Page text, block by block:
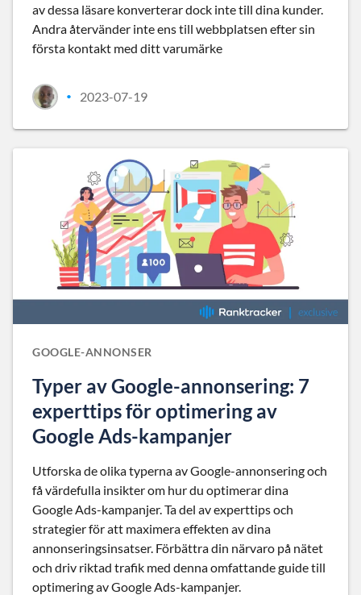
av dessa läsare konverterar dock inte till dina kunder.
Andra återvänder inte ens till webbplatsen efter sin
första kontakt med ditt varumärke
• 2023-07-19
GOOGLE-ANNONSER
Typer av Google-annonsering: 7
experttips för optimering av
Google Ads-kampanjer
Utforska de olika typerna av Google-annonsering och
få värdefulla insikter om hur du optimerar dina
Google Ads-kampanjer. Ta del av experttips och
strategier för att maximera effekten av dina
annonseringsinsatser. Förbättra din närvaro på nätet
och driv riktad trafik med denna omfattande guide till
optimering av Google Ads-kampanjer.